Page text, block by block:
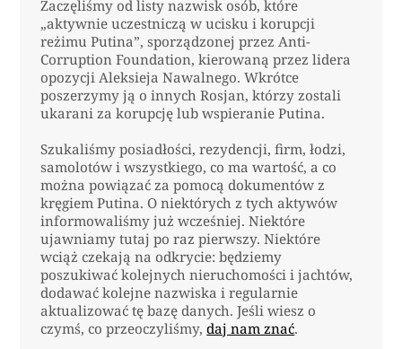
Zaczęliśmy od listy nazwisk osób, które
„aktywnie uczestniczą w ucisku i korupcji
reżimu Putina”, sporządzonej przez Anti-
Corruption Foundation, kierowaną przez lidera
opozycji Aleksieja Nawalnego. Wkrótce
poszerzymy ją o innych Rosjan, którzy zostali
ukarani za korupcję lub wspieranie Putina.
Szukaliśmy posiadłości, rezydencji, firm, łodzi,
samolotów i wszystkiego, co ma wartość, a co
można powiązać za pomocą dokumentów z
kręgiem Putina. O niektórych z tych aktywów
informowaliśmy już wcześniej. Niektóre
ujawniamy tutaj po raz pierwszy. Niektóre
wciąż czekają na odkrycie: będziemy
poszukiwać kolejnych nieruchomości i jachtów,
dodawać kolejne nazwiska i regularnie
aktualizować tę bazę danych. Jeśli wiesz o
czymś, co przeoczyliśmy,daj nam znać.